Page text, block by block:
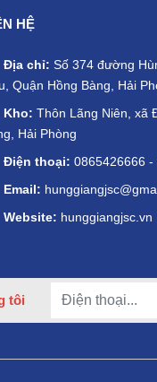
HỆ
Địa chỉ: Số 374 đường
Quận Hồng Bàng, Hải
Kho: Thôn Lãng Niên, xã
Hải Phòng
Điện thoại: 0865426666 -
Email:
Website: hunggiangjsc.vn
tôi